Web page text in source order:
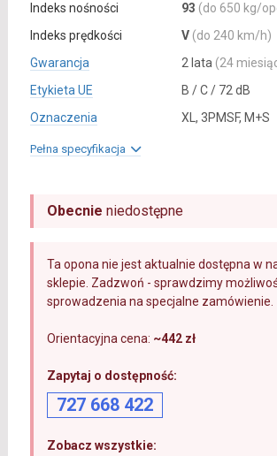
Indeks nośności
93 (do 650 kg/
Indeks prędkości
V (do 240 km/h)
Gwarancja
2 lata (24
Etykieta UE
B / C / 72 dB
Oznaczenia
XL, 3PMSF, M+S
Pełna specyfikacja
Obecnie niedostępne
Ta opona nie jest aktualnie dostępna w
sklepie. Zadzwoń - sprawdzimy
sprowadzenia na specjalne zamówienie.
Orientacyjna cena: ~442 zł
Zapytaj o dostępność:
727 668 422
Zobacz wszystkie: